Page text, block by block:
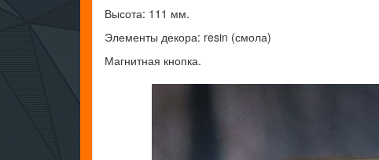
Высота: 111 мм.
Элементы декора: resin (смола)
Магнитная кнопка.